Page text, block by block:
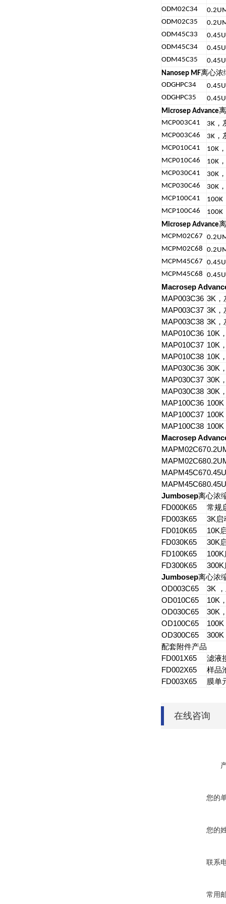
ODM02C34
ODM02C35
ODM45C33
ODM45C34
ODM45C35
Nanosep MF离心浓
ODGHPC34
ODGHPC35
Microsep Advance
MCP003C41 3K ，
MCP003C46 3K ，
MCP010C41 10K
MCP010C46 10K
MCP030C41 30K
MCP030C46 30K
MCP100C41 100K
MCP100C46 100K
Microsep Advance
MCPM02C67
MCPM02C68
MCPM45C67
MCPM45C68
Macrosep
MAP003C36 3K
MAP003C37 3K
MAP003C38 3K
MAP010C36 10K
MAP010C37 10K
MAP010C38 10K
MAP030C36 30K
MAP030C37 30K
MAP030C38 30K
MAP100C36 100K
MAP100C37 100K
MAP100C38 100K
Macrosep
MAPM02C67
MAPM02C68
MAPM45C67
MAPM45C68
Jumbosep离心浓
FD000K65
常规
FD003K65
3K启
FD010K65
10K
FD030K65
30K
FD100K65
100K
FD300K65
300K
Jumbosep离心浓
OD003C65
3K
OD010C65
10K
OD030C65
30K
OD100C65
100K
OD300C65
300K
配套附件产品
FD001X65
滤液
FD002X65
样品
FD003X65
膜单
在线咨询
您的
您的
联系
常用